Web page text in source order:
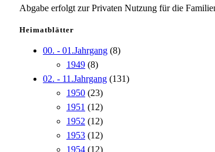
Abgabe erfolgt zur Privaten Nutzung für die
Heimatblätter
00. - 01.Jahrgang (8)
1949 (8)
02. - 11.Jahrgang (131)
1950 (23)
1951 (12)
1952 (12)
1953 (12)
1954 (12)